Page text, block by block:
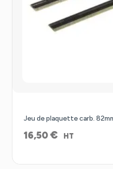
Jeu de plaquette carb.
16,50€ HT